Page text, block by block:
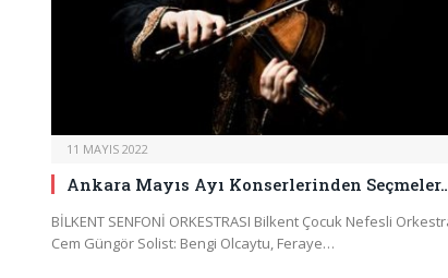
11 MAYIS 2022
Ankara Mayıs Ayı Konserlerinden
BİLKENT SENFONİ ORKESTRASI Bilkent Çocuk Nefesli
Cem Güngör Solist: Bengi Olcaytu, Feraye…